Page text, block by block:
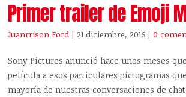
Primer trailer de Emoji
Juanrrison Ford | 21 diciembre, 2016 |0
Sony Pictures anunció hace unos meses
película a esos particulares pictogramas
mayoría de nuestras conversaciones de